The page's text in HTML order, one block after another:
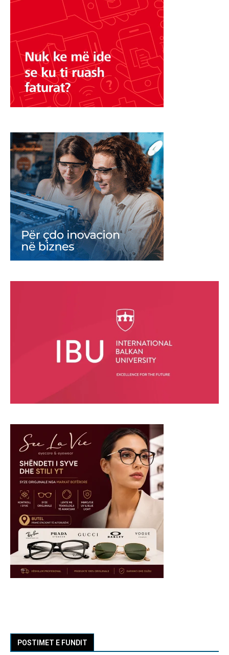
POSTIMET E FUNDIT